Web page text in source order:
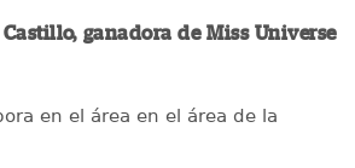
ganadora de Miss Universe
en el área en el área de la